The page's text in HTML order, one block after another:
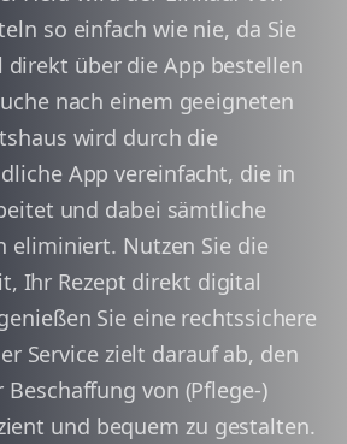
so einfach wie nie, da Sie
über die App bestellen
nach einem geeigneten
wird durch die
App vereinfacht, die in
und dabei sämtliche
eliminiert. Nutzen Sie die
Ihr Rezept direkt digital
Sie eine rechtssichere
Service zielt darauf ab, den
Beschaffung von (Pflege-)
und bequem zu gestalten.